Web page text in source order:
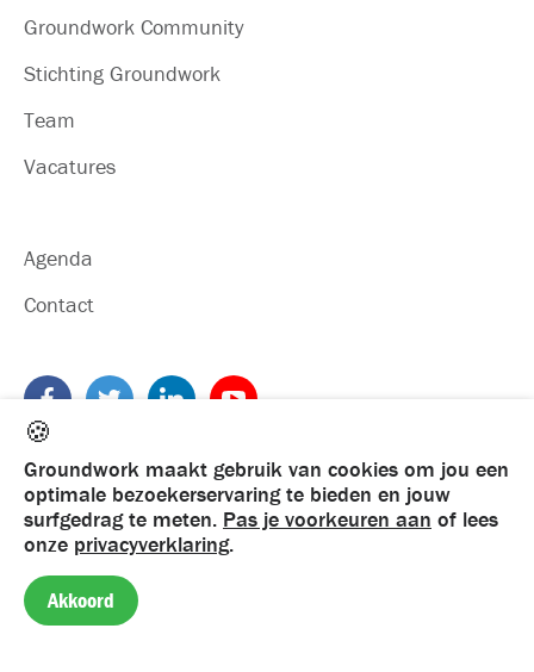
Groundwork Community
Stichting Groundwork
Team
Vacatures
Agenda
Contact
©2026Groundwork. Alle rechten voorbehouden
Privacy· Algemene voorwaarden
UX Design & Development
🍪
Groundwork maakt gebruik van cookies om jou een
optimale bezoekerservaring te bieden en jouw
surfgedrag te meten. Pas je voorkeuren aan of lees
onze privacyverklaring.
Akkoord